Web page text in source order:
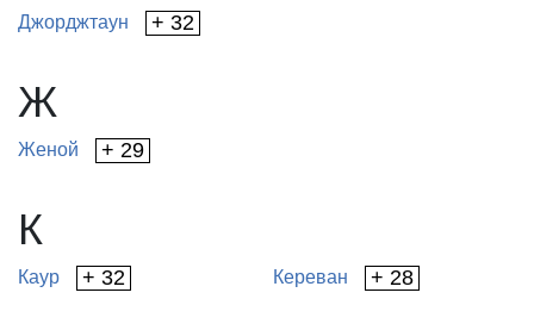
Джорджтаун + 32
Ж
Женой + 29
К
Каур + 32 Кереван + 28